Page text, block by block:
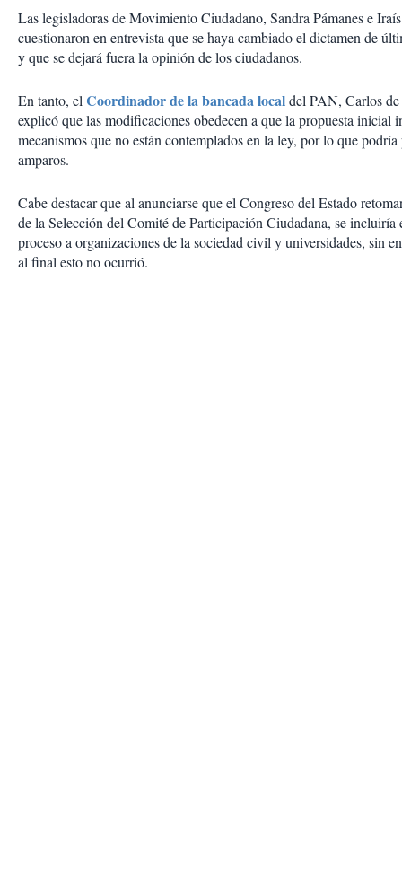
Las legisladoras de Movimiento Ciudadano, Sandra Pámanes e
cuestionaron en entrevista que se haya cambiado el dictamen de
y que se dejará fuera la opinión de los ciudadanos.
En tanto, elCoordinador de la bancada localdel PAN, Carlos
explicó que las modificaciones obedecen a que la propuesta inicial
mecanismos que no están contemplados en la ley, por lo que podría
amparos.
Cabe destacar que al anunciarse que el Congreso del Estado
de la Selección del Comité de Participación Ciudadana, se incluiría
proceso a organizaciones de la sociedad civil y universidades, sin
al final esto no ocurrió.